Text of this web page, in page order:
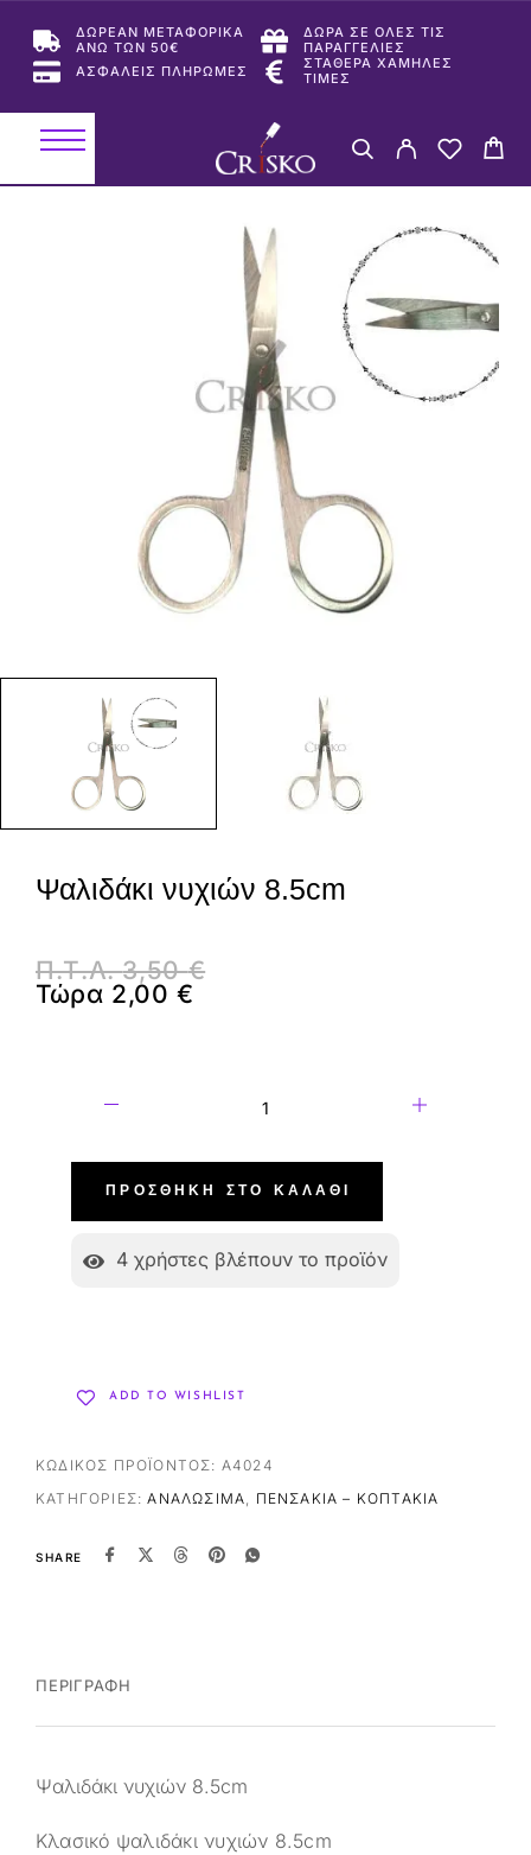
ΔΩΡΕΑΝ ΜΕΤΑΦΟΡΙΚΑ
ΑΝΩ ΤΩΝ 50€
ΔΩΡΑ ΣΕ ΟΛΕΣ ΤΙΣ
ΠΑΡΑΓΓΕΛΙΕΣ
ΑΣΦΑΛΕΙΣ ΠΛΗΡΩΜΕΣ
ΣΤΑΘΕΡΑ ΧΑΜΗΛΕΣ
ΤΙΜΕΣ
Ψαλιδάκι νυχιών 8.5cm
Π.Τ.Λ.3,50€
Τώρα 2,00€
ΠΡΟΣΘΉΚΗ ΣΤΟ ΚΑΛΆΘΙ
4 χρήστες βλέπουν το προϊόν
ADD TO WISHLIST
ΚΩΔΙΚΌΣ ΠΡΟΪΌΝΤΟΣ: A4024
ΚΑΤΗΓΟΡΊΕΣ:ΑΝΑΛΏΣΙΜΑ, ΠΕΝΣΆΚΙΑ – ΚΟΠΤΆΚΙΑ
SHARE
ΠΕΡΙΓΡΑΦΉ
Ψαλιδάκι νυχιών 8.5cm
Κλασικό ψαλιδάκι νυχιών 8.5cm